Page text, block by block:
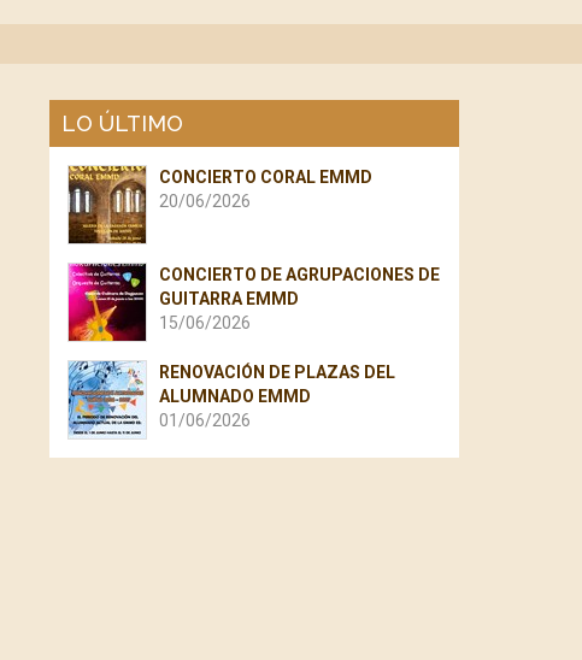
LO ÚLTIMO
CONCIERTO CORAL EMMD
20/06/2026
CONCIERTO DE AGRUPACIONES DE
GUITARRA EMMD
15/06/2026
RENOVACIÓN DE PLAZAS DEL
ALUMNADO EMMD
01/06/2026